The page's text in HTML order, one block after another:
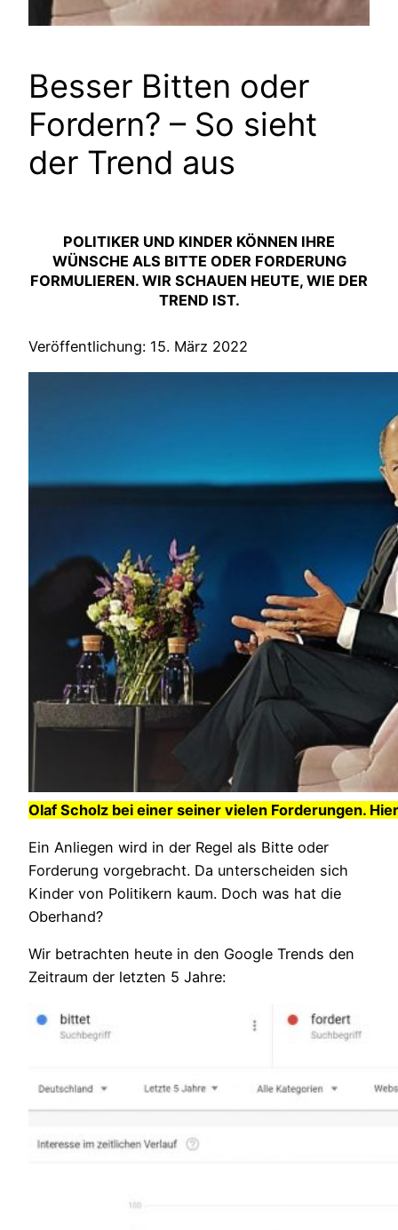
Besser Bitten oder
Fordern? – So sieht
der Trend aus
POLITIKER UND KINDER KÖNNEN IHRE
WÜNSCHE ALS BITTE ODER FORDERUNG
FORMULIEREN. WIR SCHAUEN HEUTE, WIE DER
TREND IST.
Veröffentlichung: 15. März 2022
Olaf Scholz bei einer seiner vielen Forderungen.
Ein Anliegen wird in der Regel als Bitte oder
Forderung vorgebracht. Da unterscheiden sich
Kinder von Politikern kaum. Doch was hat die
Oberhand?
Wir betrachten heute in den Google Trends den
Zeitraum der letzten 5 Jahre: